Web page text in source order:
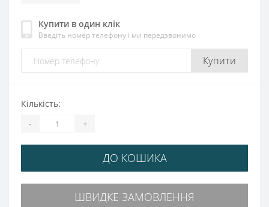
Купити в один клік
Введіть номер телефону і ми передзвонимо
Купити
Кількість:
- +
ДО КОШИКА
ШВИДКЕ ЗАМОВЛЕННЯ